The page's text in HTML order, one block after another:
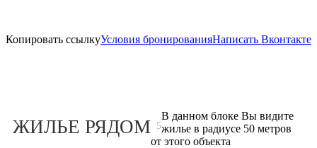
Копировать ссылкуУсловия бронированияНаписать Вконтакте
ЖИЛЬЕ РЯДОМ 5
В данном блоке Вы видите
жилье в радиусе 50 метров
от этого объекта